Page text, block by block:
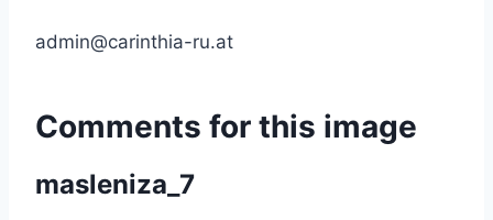
admin@carinthia-ru.at
Comments for this image
masleniza_7